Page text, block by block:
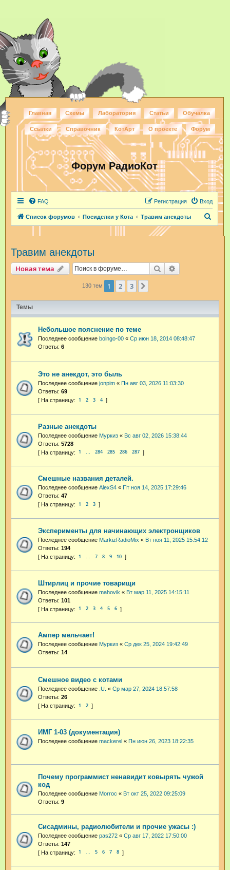
Главная Схемы Лаборатория Статьи Обучалка
Ссылки Справочник КотАрт О проекте Форум
Форум РадиоКот
FAQ Вход
Регистрация
Список форумов Посиделки у Кота Травим анекдоты
Травим анекдоты
Новая тема Поиск
130 тем 1 2 3
Темы
Небольшое пояснение по теме
Последнее сообщение boingo-00 « Ср июн 18, 2014 08:48:47
Ответы: 6
Это не анекдот, это быль
Последнее сообщение jonpim « Пн авг 03, 2026 11:03:30
Ответы: 69
1 2 3 4
Разные анекдоты
Последнее сообщение Муркиз « Вс авг 02, 2026 15:38:44
Ответы: 5728
1 284 285 286 287
Смешные названия деталей.
Последнее сообщение AlexS4 « Пт ноя 14, 2025 17:29:46
Ответы: 47
1 2 3
Эксперименты для начинающих электронщиков
Последнее сообщение MarkizRadioMix « Вт ноя 11, 2025 15:54:12
Ответы: 194
1 … 7 8 9 10
Штирлиц и прочие товарищи
Последнее сообщение mahovik « Вт мар 11, 2025 14:15:11
Ответы: 101
1 2 3 4 5 6
Ампер мельчает!
Последнее сообщение Муркиз « Ср дек 25, 2024 19:42:49
Ответы: 14
Смешное видео с котами
Последнее сообщение .U. « Ср мар 27, 2024 18:57:58
Ответы: 26
1 2
ИМГ 1-03 (документация)
Последнее сообщение mackerel « Пн июн 26, 2023 18:22:35
Почему программист ненавидит ковырять чужой
код
Последнее сообщение Morroc « Вт окт 25, 2022 09:25:09
Ответы: 9
Сисадмины, радиолюбители и прочие ужасы :)
Последнее сообщение pas272 « Ср авг 17, 2022 17:50:00
Ответы: 147
1 5 6 7 8